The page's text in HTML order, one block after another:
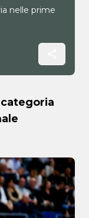
nelle prime
categoria